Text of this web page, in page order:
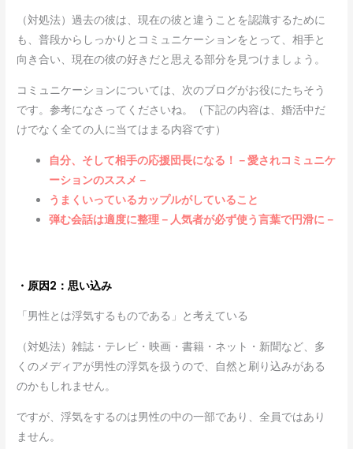
（対処法）過去の彼は、現在の彼と違うことを認識するために
も、普段からしっかりとコミュニケーションをとって、相手と
向き合い、現在の彼の好きだと思える部分を見つけましょう。
コミュニケーションについては、次のブログがお役にたちそう
です。参考になさってくださいね。（下記の内容は、婚活中だ
けでなく全ての人に当てはまる内容です）
自分、そして相手の応援団長になる！－愛されコミュニケ
ーションのススメ－
うまくいっているカップルがしていること
弾む会話は適度に整理－人気者が必ず使う言葉で円滑に－
・原因2：思い込み
「男性とは浮気するものである」と考えている
（対処法）雑誌・テレビ・映画・書籍・ネット・新聞など、多
くのメディアが男性の浮気を扱うので、自然と刷り込みがある
のかもしれません。
ですが、浮気をするのは男性の中の一部であり、全員ではあり
ません。